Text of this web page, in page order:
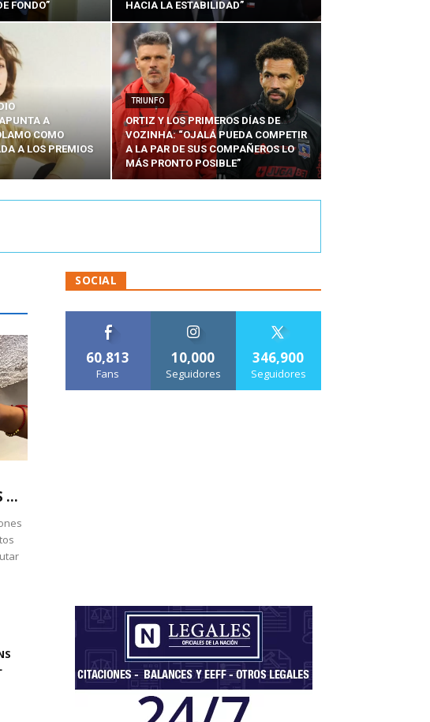
FONDO”
HACIA LA ESTABILIDAD”
A
COMO
A LOS PREMIOS
TRIUNFO
ORTIZ Y LOS PRIMEROS DÍAS DE
VOZINHA: “OJALÁ PUEDA COMPETIR
A LA PAR DE SUS COMPAÑEROS LO
MÁS PRONTO POSIBLE”
...
SOCIAL
60,813
Fans
10,000
Seguidores
346,900
Seguidores